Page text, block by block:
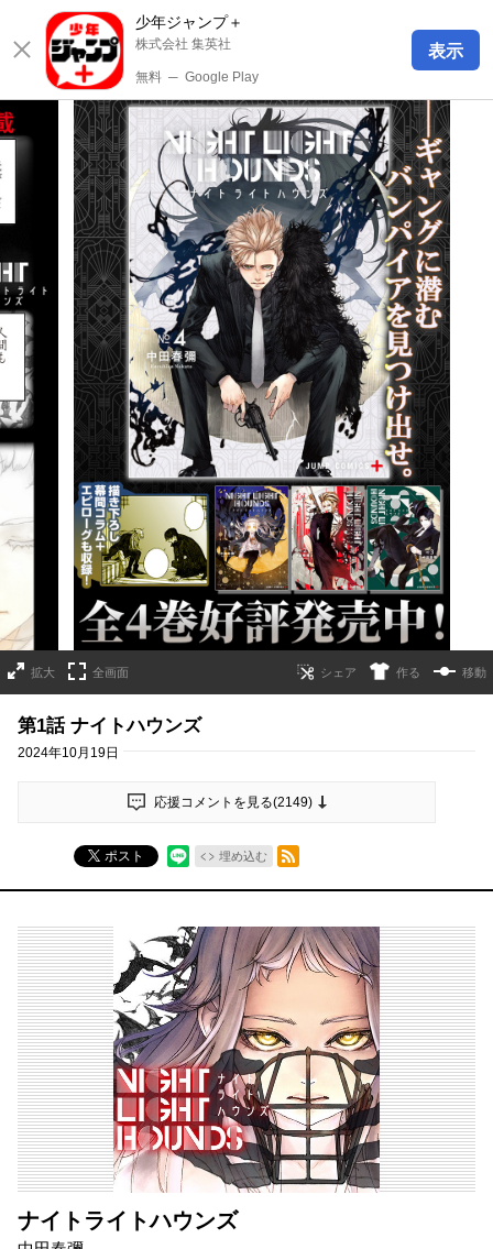
少年ジャンプ＋
株式会社 集英社
無料 ─ Google Play
表示
詳細ページへのリンク
拡大 全画面 作る 移動
第1話 ナイトハウンズ
2024年10月19日
応援コメントを見る(2149)
ポスト 埋め込む
RSSフィード
ナイトライトハウンズ